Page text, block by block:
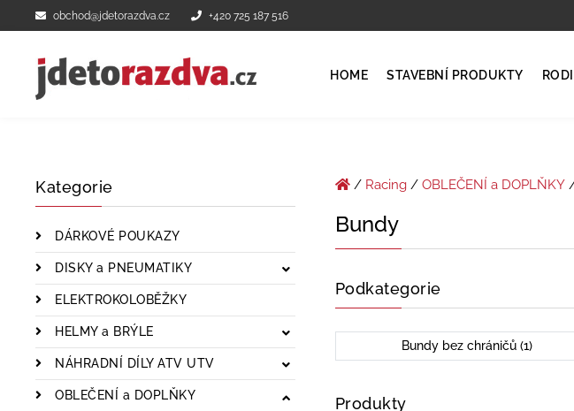
obchod@jdetorazdva.cz +420 725 187 516
HOME STAVEBNÍ PRODUKTY
Kategorie
DÁRKOVÉ POUKAZY
DISKY a PNEUMATIKY
ELEKTROKOLOBĚŽKY
HELMY a BRÝLE
NÁHRADNÍ DÍLY ATV UTV
OBLEČENÍ a DOPLŇKY
/ Racing/ OBLEČENÍ a DOPLŇKY/
Bundy
Podkategorie
Bundy bez chráničů (1)
Produkty